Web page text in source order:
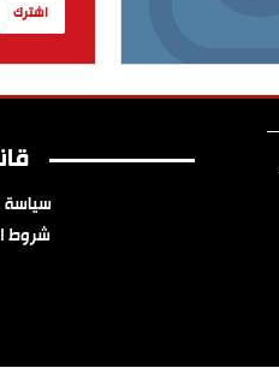
اشترك
سياسة
شروط